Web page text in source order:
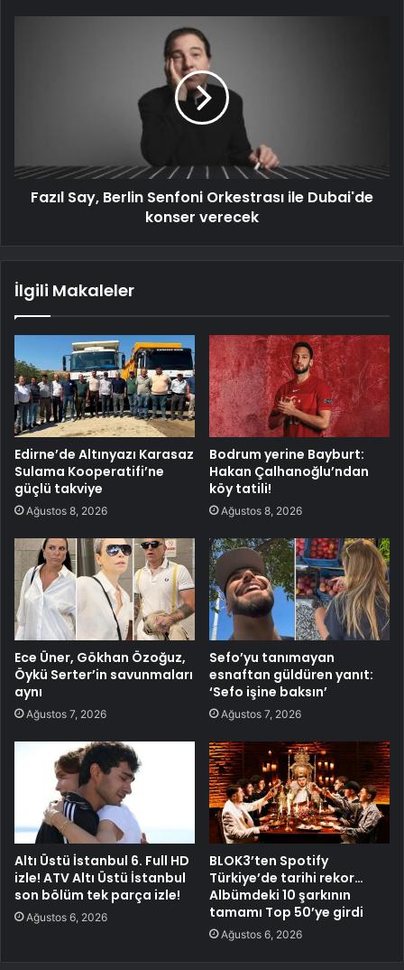
Fazıl Say, Berlin Senfoni Orkestrası ile Dubai'de
konser verecek
İlgili Makaleler
Edirne’de Altınyazı Karasaz
Sulama Kooperatifi’ne
güçlü takviye
Ağustos 8, 2026
Bodrum yerine Bayburt:
Hakan Çalhanoğlu’ndan
köy tatili!
Ağustos 8, 2026
Ece Üner, Gökhan Özoğuz,
Öykü Serter’in savunmaları
aynı
Ağustos 7, 2026
Sefo’yu tanımayan
esnaftan güldüren yanıt:
‘Sefo işine baksın’
Ağustos 7, 2026
Altı Üstü İstanbul 6. Full HD
izle! ATV Altı Üstü İstanbul
son bölüm tek parça izle!
Ağustos 6, 2026
BLOK3’ten Spotify
Türkiye’de tarihi rekor…
Albümdeki 10 şarkının
tamamı Top 50’ye girdi
Ağustos 6, 2026